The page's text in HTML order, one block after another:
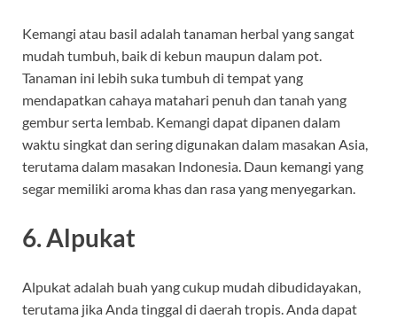
Kemangi atau basil adalah tanaman herbal yang sangat
mudah tumbuh, baik di kebun maupun dalam pot.
Tanaman ini lebih suka tumbuh di tempat yang
mendapatkan cahaya matahari penuh dan tanah yang
gembur serta lembab. Kemangi dapat dipanen dalam
waktu singkat dan sering digunakan dalam masakan Asia,
terutama dalam masakan Indonesia. Daun kemangi yang
segar memiliki aroma khas dan rasa yang menyegarkan.
6.Alpukat
Alpukat adalah buah yang cukup mudah dibudidayakan,
terutama jika Anda tinggal di daerah tropis. Anda dapat